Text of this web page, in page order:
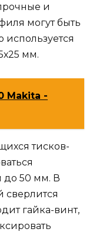
и
могут быть
используется
мм.
Makita -
тисков-
до 50 мм. В
сверлится
гайка-винт,